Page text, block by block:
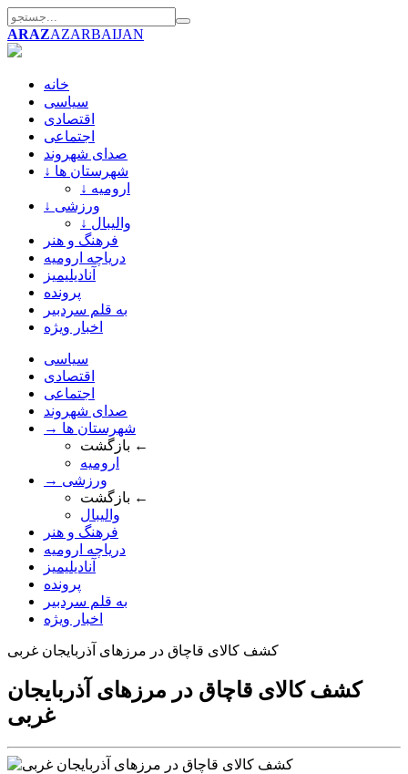
ARAZAZARBAIJAN
خانه
سیاسی
اقتصادی
اجتماعی
صدای شهروند
↓ شهرستان ها
↓ ارومیه
↓ ورزشی
↓ والیبال
فرهنگ و هنر
دریاچه ارومیه
آنادیلیمیز
پرونده
به قلم سردبیر
اخبار ویژه
سیاسی
اقتصادی
اجتماعی
صدای شهروند
→ شهرستان ها
بازگشت ←
ارومیه
→ ورزشی
بازگشت ←
والیبال
فرهنگ و هنر
دریاچه ارومیه
آنادیلیمیز
پرونده
به قلم سردبیر
اخبار ویژه
کشف کالای قاچاق در مرزهای آذربایجان غربی
کشف کالای قاچاق در مرزهای آذربایجان
غربی